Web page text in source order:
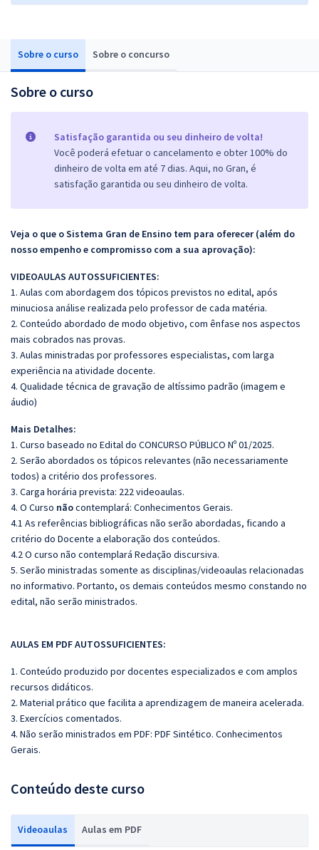
Sobre o curso Sobre o concurso
Sobre o curso
Satisfação garantida ou seu dinheiro de volta!
Você poderá efetuar o cancelamento e obter 100% do
dinheiro de volta em até 7 dias. Aqui, no Gran, é
satisfação garantida ou seu dinheiro de volta.
Veja o que o Sistema Gran de Ensino tem para oferecer (além do
nosso empenho e compromisso com a sua aprovação):
VIDEOAULAS AUTOSSUFICIENTES:
1. Aulas com abordagem dos tópicos previstos no edital, após
minuciosa análise realizada pelo professor de cada matéria.
2. Conteúdo abordado de modo objetivo, com ênfase nos aspectos
mais cobrados nas provas.
3. Aulas ministradas por professores especialistas, com larga
experiência na atividade docente.
4. Qualidade técnica de gravação de altíssimo padrão (imagem e
áudio)
Mais Detalhes:
1. Curso baseado no Edital do CONCURSO PÚBLICO Nº 01/2025.
2. Serão abordados os tópicos relevantes (não necessariamente
todos) a critério dos professores.
3. Carga horária prevista: 222 videoaulas.
4. O Curso nãocontemplará: Conhecimentos Gerais.
4.1 As referências bibliográficas não serão abordadas, ficando a
critério do Docente a elaboração dos conteúdos.
4.2 O curso não contemplará Redação discursiva.
5. Serão ministradas somente as disciplinas/videoaulas relacionadas
no informativo. Portanto, os demais conteúdos mesmo constando no
edital, não serão ministrados.
AULAS EM PDF AUTOSSUFICIENTES:
1. Conteúdo produzido por docentes especializados e com amplos
recursos didáticos.
2. Material prático que facilita a aprendizagem de maneira acelerada.
3. Exercícios comentados.
4. Não serão ministrados em PDF: PDF Sintético. Conhecimentos
Gerais.
Conteúdo deste curso
Videoaulas Aulas em PDF